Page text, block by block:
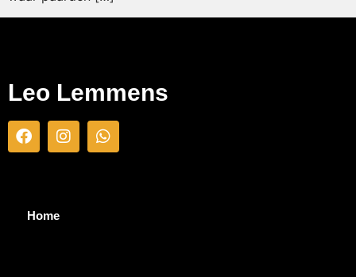
Leo Lemmens
Home